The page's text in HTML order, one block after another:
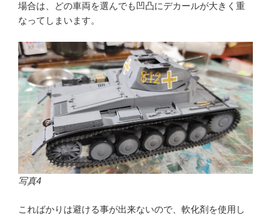
場合は、どの車両を選んでも凹凸にデカールが大きく重
なってしまいます。
写真4
こればかりは避ける事が出来ないので、軟化剤を使用し